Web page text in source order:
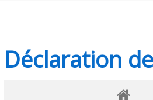
Déclaration